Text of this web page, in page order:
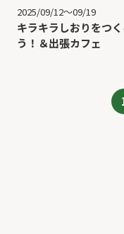
2025/09/12～09/19
キラキラしおりをつく
う！＆出張カフェ